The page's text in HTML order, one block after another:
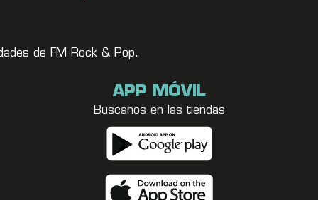
de FM Rock & Pop.
APP MÓVIL
Buscanos en las tiendas